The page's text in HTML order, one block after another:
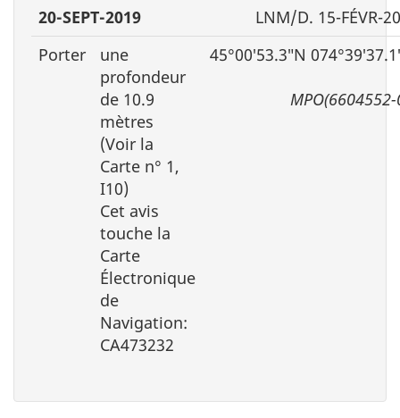
20-SEPT-2019
LNM/D. 15-FÉVR-
Porter
une
profondeur
de 10.9
mètres
(Voir la
Carte n° 1,
I10)
Cet avis
touche la
Carte
Électronique
de
Navigation:
CA473232
45°00′53.3″N